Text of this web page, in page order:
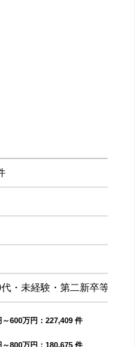
・未経験・第二新卒等
～600万円：227,409 件
～800万円：180,675 件